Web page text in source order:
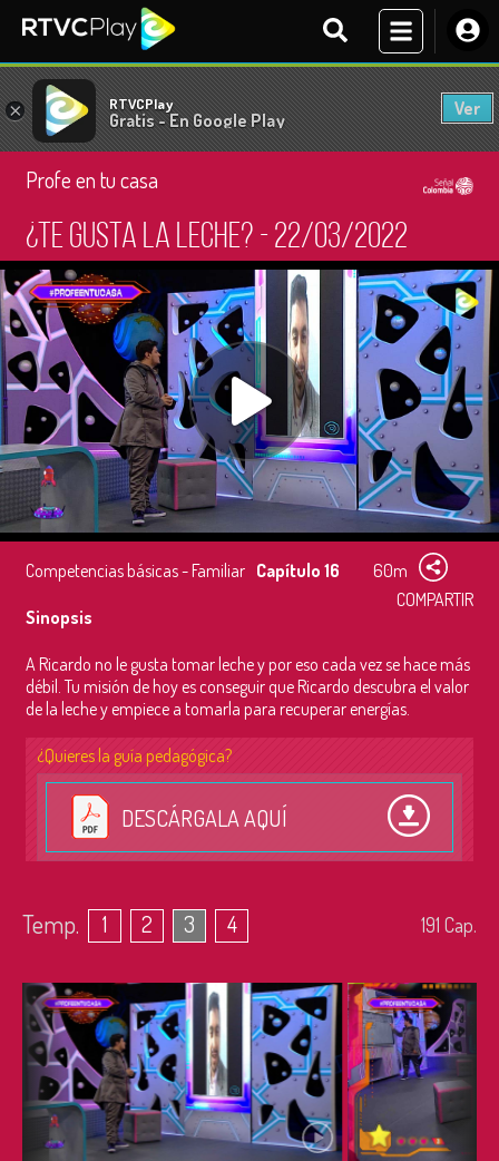
× RTVCPlay
Gratis - En Google Play
Ver
Profe en tu casa
¿Te gusta la leche? - 22/03/2022
Competencias básicas - Familiar Capítulo 16
60m
COMPARTIR
Sinopsis
A Ricardo no le gusta tomar leche y por eso cada vez se hace más
débil. Tu misión de hoy es conseguir que Ricardo descubra el valor
de la leche y empiece a tomarla para recuperar energías.
¿Quieres la guía pedagógica?
DESCÁRGALA AQUÍ
Temp. 1 2 3 4 191 Cap.